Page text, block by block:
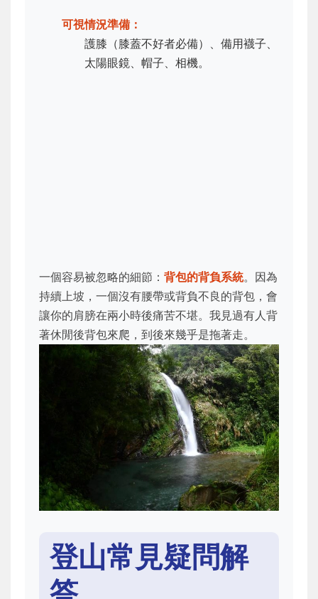
可視情況準備：
護膝（膝蓋不好者必備）、備用襪子、
太陽眼鏡、帽子、相機。
一個容易被忽略的細節： 背包的背負系統。因為
持續上坡，一個沒有腰帶或背負不良的背包，會
讓你的肩膀在兩小時後痛苦不堪。我見過有人背
著休閒後背包來爬，到後來幾乎是拖著走。
登山常見疑問解